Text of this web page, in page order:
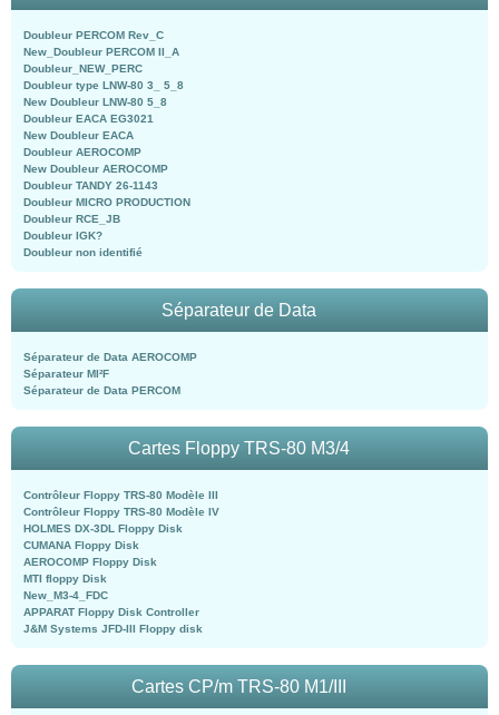
Doubleur PERCOM Rev_C
New_Doubleur PERCOM II_A
Doubleur_NEW_PERC
Doubleur type LNW-80 3_ 5_8
New Doubleur LNW-80 5_8
Doubleur EACA EG3021
New Doubleur EACA
Doubleur AEROCOMP
New Doubleur AEROCOMP
Doubleur TANDY 26-1143
Doubleur MICRO PRODUCTION
Doubleur RCE_JB
Doubleur IGK?
Doubleur non identifié
Séparateur de Data
Séparateur de Data AEROCOMP
Séparateur MI²F
Séparateur de Data PERCOM
Cartes Floppy TRS-80 M3/4
Contrôleur Floppy TRS-80 Modèle III
Contrôleur Floppy TRS-80 Modèle IV
HOLMES DX-3DL Floppy Disk
CUMANA Floppy Disk
AEROCOMP Floppy Disk
MTI floppy Disk
New_M3-4_FDC
APPARAT Floppy Disk Controller
J&M Systems JFD-III Floppy disk
Cartes CP/m TRS-80 M1/III